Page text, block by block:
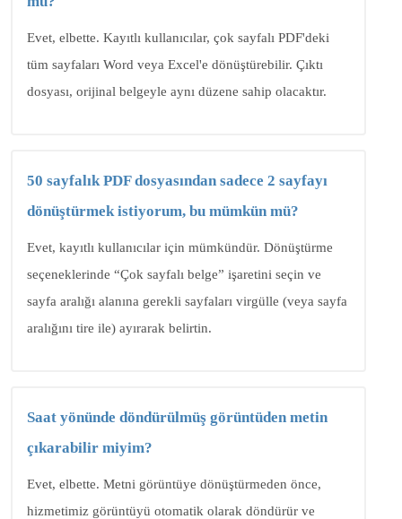
Evet, elbette. Kayıtlı kullanıcılar, çok sayfalı PDF'deki
tüm sayfaları Word veya Excel'e dönüştürebilir. Çıktı
dosyası, orijinal belgeyle aynı düzene sahip olacaktır.
50 sayfalık PDF dosyasından sadece 2 sayfayı
dönüştürmek istiyorum, bu mümkün mü?
Evet, kayıtlı kullanıcılar için mümkündür. Dönüştürme
seçeneklerinde “Çok sayfalı belge” işaretini seçin ve
sayfa aralığı alanına gerekli sayfaları virgülle (veya sayfa
aralığını tire ile) ayırarak belirtin.
Saat yönünde döndürülmüş görüntüden metin
çıkarabilir miyim?
Evet, elbette. Metni görüntüye dönüştürmeden önce,
hizmetimiz görüntüyü otomatik olarak döndürür ve